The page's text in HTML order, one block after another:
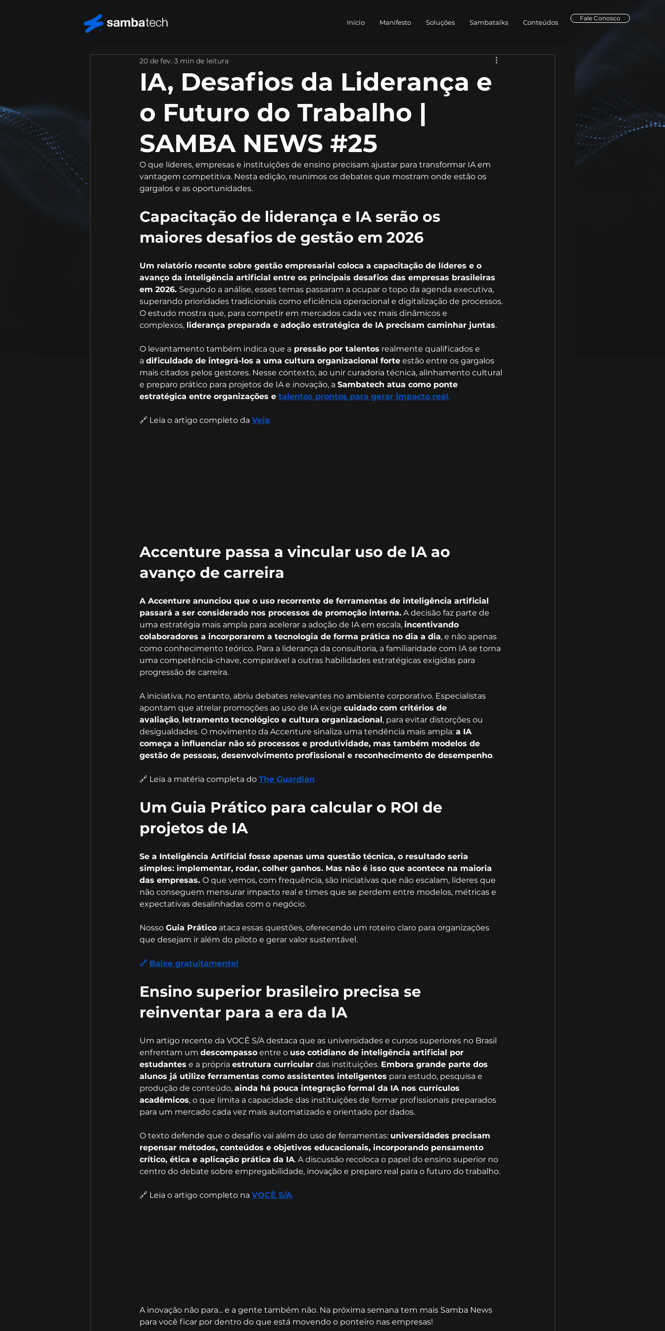
Início Manifesto Soluções Sambatalks Conteúdos
Fale Conosco
IA, Desafios da Liderança e
o Futuro do Trabalho |
SAMBA NEWS #25
20 de fev. 3 min de leitura
O que líderes, empresas e instituições de ensino precisam ajustar para transformar IA em
vantagem competitiva. Nesta edição, reunimos os debates que mostram onde estão os
gargalos e as oportunidades.
Capacitação de liderança e IA serão os
maiores desafios de gestão em 2026
Um relatório recente sobre gestão empresarial coloca a capacitação de líderes e o
avanço da inteligência artificial entre os principais desafios das empresas brasileiras
em 2026. Segundo a análise, esses temas passaram a ocupar o topo da agenda executiva,
superando prioridades tradicionais como eficiência operacional e digitalização de processos.
O estudo mostra que, para competir em mercados cada vez mais dinâmicos e
complexos, liderança preparada e adoção estratégica de IA precisam caminhar juntas.
O levantamento também indica que a pressão por talentos realmente qualificados e
a dificuldade de integrá-los a uma cultura organizacional forte estão entre os gargalos
mais citados pelos gestores. Nesse contexto, ao unir curadoria técnica, alinhamento cultural
e preparo prático para projetos de IA e inovação, a Sambatech atua como ponte
estratégica entre organizações e talentos prontos para gerar impacto real.
🔗 Leia o artigo completo da Veja.
Accenture passa a vincular uso de IA ao
avanço de carreira
A Accenture anunciou que o uso recorrente de ferramentas de inteligência artificial
passará a ser considerado nos processos de promoção interna. A decisão faz parte de
uma estratégia mais ampla para acelerar a adoção de IA em escala, incentivando
colaboradores a incorporarem a tecnologia de forma prática no dia a dia, e não apenas
como conhecimento teórico. Para a liderança da consultoria, a familiaridade com IA se torna
uma competência-chave, comparável a outras habilidades estratégicas exigidas para
progressão de carreira.
A iniciativa, no entanto, abriu debates relevantes no ambiente corporativo. Especialistas
apontam que atrelar promoções ao uso de IA exige cuidado com critérios de
avaliação, letramento tecnológico e cultura organizacional, para evitar distorções ou
desigualdades. O movimento da Accenture sinaliza uma tendência mais ampla: a IA
começa a influenciar não só processos e produtividade, mas também modelos de
gestão de pessoas, desenvolvimento profissional e reconhecimento de desempenho.
🔗 Leia a matéria completa do The Guardian.
Um Guia Prático para calcular o ROI de
projetos de IA
Se a Inteligência Artificial fosse apenas uma questão técnica, o resultado seria
simples: implementar, rodar, colher ganhos. Mas não é isso que acontece na maioria
das empresas. O que vemos, com frequência, são iniciativas que não escalam, líderes que
não conseguem mensurar impacto real e times que se perdem entre modelos, métricas e
expectativas desalinhadas com o negócio.
Nosso Guia Prático ataca essas questões, oferecendo um roteiro claro para organizações
que desejam ir além do piloto e gerar valor sustentável.
🔗 Baixe gratuitamente!
Ensino superior brasileiro precisa se
reinventar para a era da IA
Um artigo recente da VOCÊ S/A destaca que as universidades e cursos superiores no Brasil
enfrentam um descompasso entre o uso cotidiano de inteligência artificial por
estudantes e a própria estrutura curricular das instituições. Embora grande parte dos
alunos já utilize ferramentas como assistentes inteligentes para estudo, pesquisa e
produção de conteúdo, ainda há pouca integração formal da IA nos currículos
acadêmicos, o que limita a capacidade das instituições de formar profissionais preparados
para um mercado cada vez mais automatizado e orientado por dados.
O texto defende que o desafio vai além do uso de ferramentas: universidades precisam
repensar métodos, conteúdos e objetivos educacionais, incorporando pensamento
crítico, ética e aplicação prática da IA. A discussão recoloca o papel do ensino superior no
centro do debate sobre empregabilidade, inovação e preparo real para o futuro do trabalho.
🔗 Leia o artigo completo na VOCÊ S/A.
A inovação não para... e a gente também não. Na próxima semana tem mais Samba News
para você ficar por dentro do que está movendo o ponteiro nas empresas!